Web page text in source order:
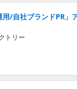
用/自社ブランドPR」
トリー